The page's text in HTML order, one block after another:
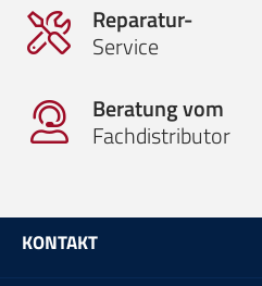
Reparatur-
Service
Beratung vom
Fachdistributor
KONTAKT